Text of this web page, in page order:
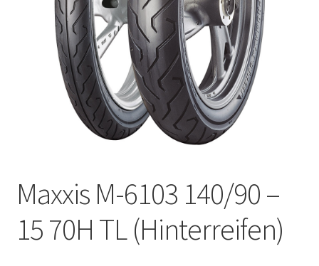
Maxxis M-6103 140/90 –
15 70H TL (Hinterreifen)